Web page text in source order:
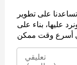
على تطوير
عليها، بناء على